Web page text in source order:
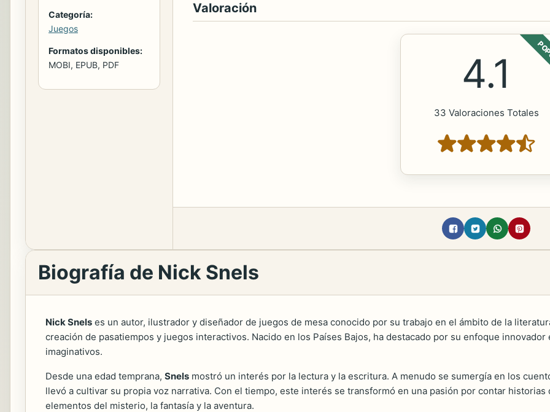
Categoría:
Juegos
Formatos disponibles:
MOBI, EPUB, PDF
Valoración
4.1
33 Valoraciones Totales
Biografía de Nick Snels
Nick Snels es un autor, ilustrador y diseñador de juegos de mesa conocido por su trabajo en el ámbito de la
creación de pasatiempos y juegos interactivos. Nacido en los Países Bajos, ha destacado por su enfoque
imaginativos.
Desde una edad temprana, Snels mostró un interés por la lectura y la escritura. A menudo se sumergía en los
llevó a cultivar su propia voz narrativa. Con el tiempo, este interés se transformó en una pasión por contar
elementos del misterio, la fantasía y la aventura.